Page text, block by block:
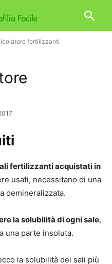
fertilizzanti
fertilizzanti acquistati in
usati, necessitano di una
demineralizzata.
la solubilità di ogni sale,
una parte insoluta.
la solubilità dei sali più